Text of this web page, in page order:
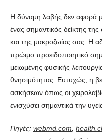
Η δύναμη λαβής δεν αφορά
ένας σημαντικός δείκτης της
και της μακροζωίας σας. Η
πρώιμο προειδοποιητικό
μειωμένης φυσικής
θνησιμότητας. Ευτυχώς, η
ασκήσεων όπως οι
ενισχύσει σημαντικά την
Πηγές: webmd.com